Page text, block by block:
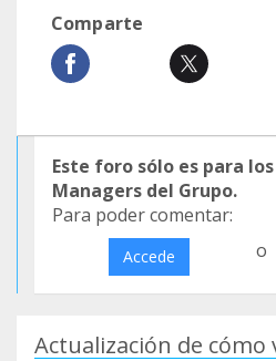
Comparte
Este foro sólo es para
Managers del Grupo.
Para poder comentar:
Accede o
Actualización de cómo